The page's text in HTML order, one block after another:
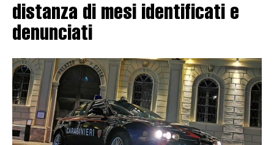
distanza di mesi identificati e
denunciati